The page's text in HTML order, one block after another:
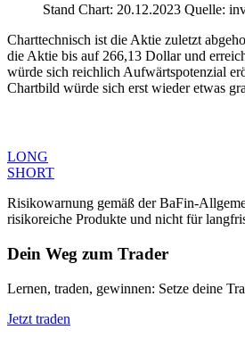
Stand Chart: 20.12.2023 Quelle:
Charttechnisch ist die Aktie zuletzt
die Aktie bis auf 266,13 Dollar und
würde sich reichlich Aufwärtspotenzial
Chartbild würde sich erst wieder etwas
LONG
SHORT
Risikowarnung gemäß der BaFin-
risikoreiche Produkte und nicht für
Dein Weg zum Trader
Lernen, traden, gewinnen: Setze deine
Jetzt traden